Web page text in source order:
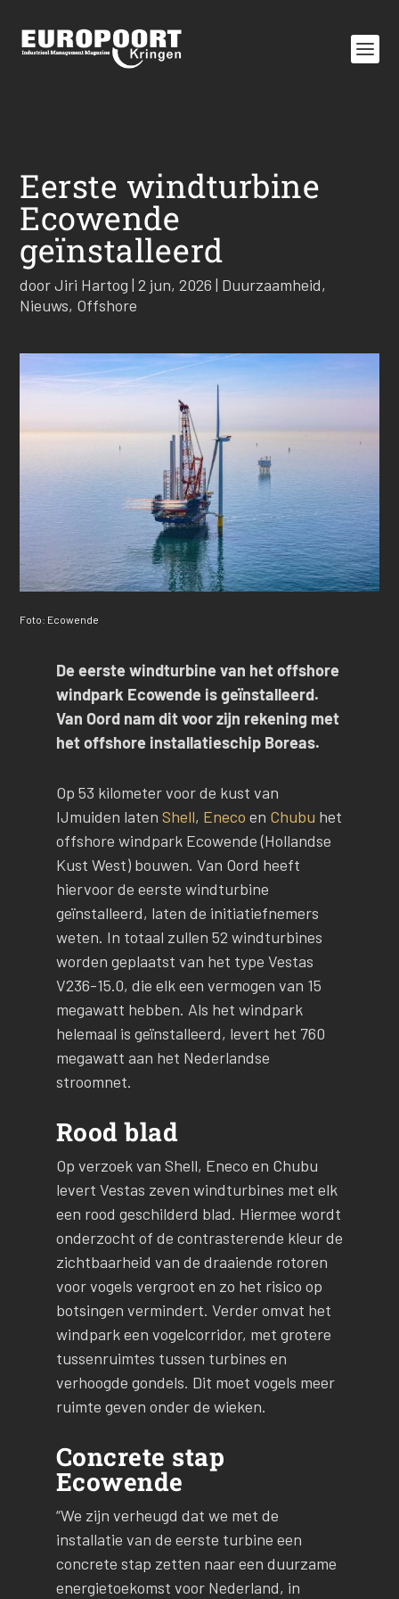
Eerste windturbine
Ecowende
geïnstalleerd
doorJiri Hartog |2 jun, 2026 | Duurzaamheid,
Nieuws, Offshore
Foto: Ecowende
De eerste windturbine van het offshore
windpark Ecowende is geïnstalleerd.
Van Oord nam dit voor zijn rekening met
het offshore installatieschip Boreas.
Op 53 kilometer voor de kust van
IJmuiden laten Shell, Eneco en Chubu het
offshore windpark Ecowende (Hollandse
Kust West) bouwen. Van Oord heeft
hiervoor de eerste windturbine
geïnstalleerd, laten de initiatiefnemers
weten. In totaal zullen 52 windturbines
worden geplaatst van het type Vestas
V236-15.0, die elk een vermogen van 15
megawatt hebben. Als het windpark
helemaal is geïnstalleerd, levert het 760
megawatt aan het Nederlandse
stroomnet.
Rood blad
Op verzoek van Shell, Eneco en Chubu
levert Vestas zeven windturbines met elk
een rood geschilderd blad. Hiermee wordt
onderzocht of de contrasterende kleur de
zichtbaarheid van de draaiende rotoren
voor vogels vergroot en zo het risico op
botsingen vermindert. Verder omvat het
windpark een vogelcorridor, met grotere
tussenruimtes tussen turbines en
verhoogde gondels. Dit moet vogels meer
ruimte geven onder de wieken.
Concrete stap
Ecowende
“We zijn verheugd dat we met de
installatie van de eerste turbine een
concrete stap zetten naar een duurzame
energietoekomst voor Nederland, in